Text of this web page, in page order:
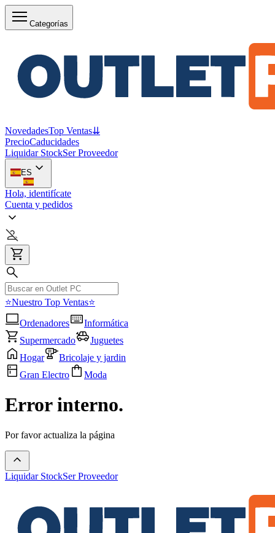
Categorías
NovedadesTop Ventas⇊
PrecioCaducidades
Liquidar StockSer Proveedor
ES
Hola, identifícate
Cuenta y pedidos
⭐Nuestro Top Ventas⭐
Ordenadores
Informática
Supermercado
Juguetes
Hogar
Bricolaje y jardin
Gran Electro
Moda
Error interno.
Por favor actualiza la página
Liquidar StockSer Proveedor